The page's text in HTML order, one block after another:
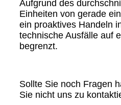
Aufgrund des
Einheiten von gerade
ein proaktives Handeln
technische Ausfälle auf
begrenzt.
Sollte Sie noch Fragen
Sie nicht uns zu